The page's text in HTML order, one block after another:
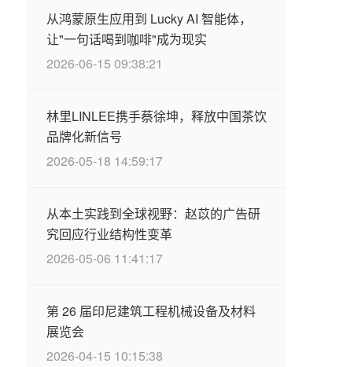
从鸿蒙原生应用到 Lucky AI 智能体，
让"一句话喝到咖啡"成为现实
2026-06-15 09:38:21
林里LINLEE携手蔡徐坤，释放中国茶饮
品牌化新信号
2026-05-18 14:59:17
从本土实践到全球视野：赵苡的广告研
究回应行业结构性变革
2026-05-06 11:41:17
第 26 届印尼建筑工程机械设备及材料
展览会
2026-04-15 10:15:38